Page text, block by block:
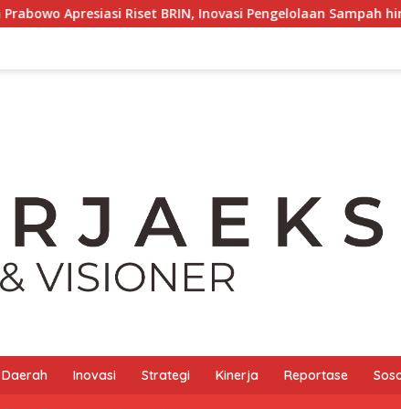
BRIN, Inovasi Pengelolaan Sampah hingga Material
Daerah Inovasi Strategi Kinerja Reportase